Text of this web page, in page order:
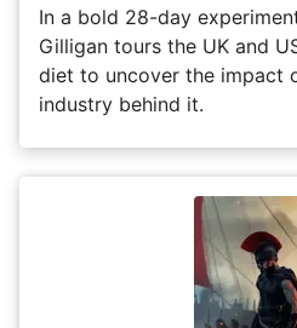
In a bold 28-day
Gilligan tours the UK and
diet to uncover the impact
industry behind it.